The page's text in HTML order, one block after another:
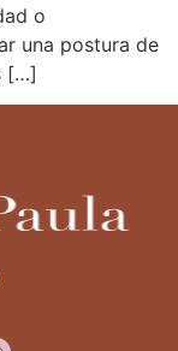
o
una postura de
[…]